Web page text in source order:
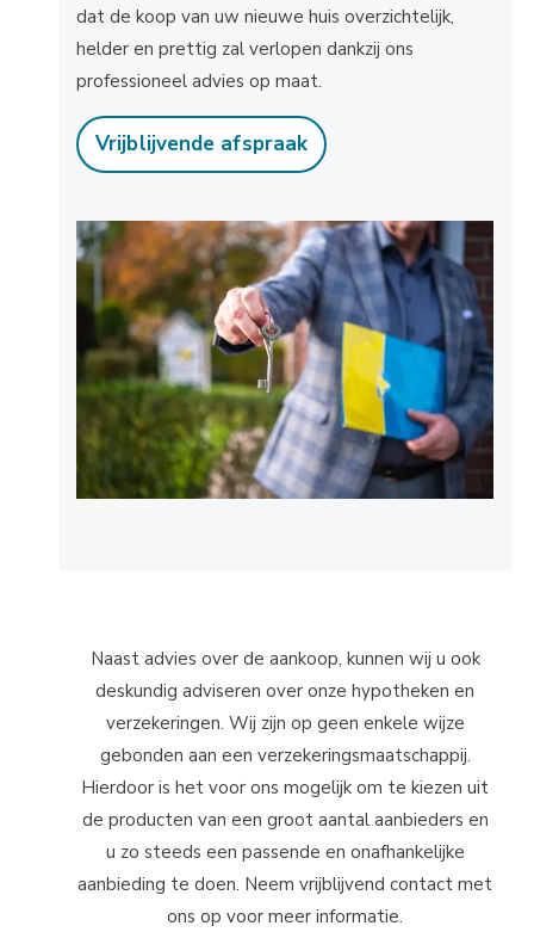
dat de koop van uw nieuwe huis overzichtelijk,
helder en prettig zal verlopen dankzij ons
professioneel advies op maat.
Vrijblijvende afspraak
Naast advies over de aankoop, kunnen wij u ook
deskundig adviseren over onze hypotheken en
verzekeringen. Wij zijn op geen enkele wijze
gebonden aan een verzekeringsmaatschappij.
Hierdoor is het voor ons mogelijk om te kiezen uit
de producten van een groot aantal aanbieders en
u zo steeds een passende en onafhankelijke
aanbieding te doen. Neem vrijblijvend contact met
ons op voor meer informatie.